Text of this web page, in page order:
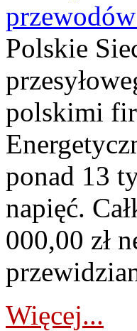
Polskie
polskimi
ponad 13
napięć.
000,00 zł
Więcej...